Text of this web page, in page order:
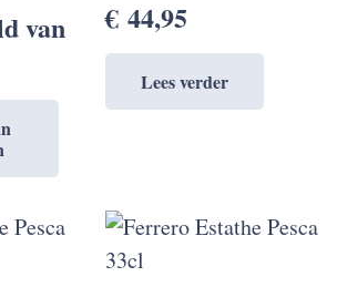
van
€ 44,95
Lees verder